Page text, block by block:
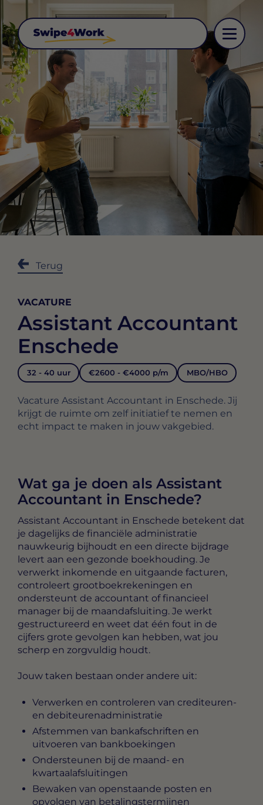
Terug
VACATURE
Assistant Accountant
Enschede
32 - 40 uur €2600 - €4000 p/m MBO/HBO
Vacature Assistant Accountant in Enschede. Jij
krijgt de ruimte om zelf initiatief te nemen en
echt impact te maken in jouw vakgebied.
Wat ga je doen als Assistant
Accountant in Enschede?
Assistant Accountant in Enschede betekent dat
je dagelijks de financiële administratie
nauwkeurig bijhoudt en een directe bijdrage
levert aan een gezonde boekhouding. Je
verwerkt inkomende en uitgaande facturen,
controleert grootboekrekeningen en
ondersteunt de accountant of financieel
manager bij de maandafsluiting. Je werkt
gestructureerd en weet dat één fout in de
cijfers grote gevolgen kan hebben, wat jou
scherp en zorgvuldig houdt.
Jouw taken bestaan onder andere uit:
Verwerken en controleren van crediteuren-
en debiteurenadministratie
Afstemmen van bankafschriften en
uitvoeren van bankboekingen
Ondersteunen bij de maand- en
kwartaalafsluitingen
Bewaken van openstaande posten en
opvolgen van betalingstermijnen